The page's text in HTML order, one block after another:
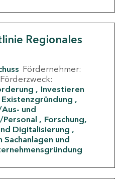
Regionales
Fördernehmer:
Förderzweck:
Investieren
Existenzgründung
und
Forschung,
Digitalisierung
und